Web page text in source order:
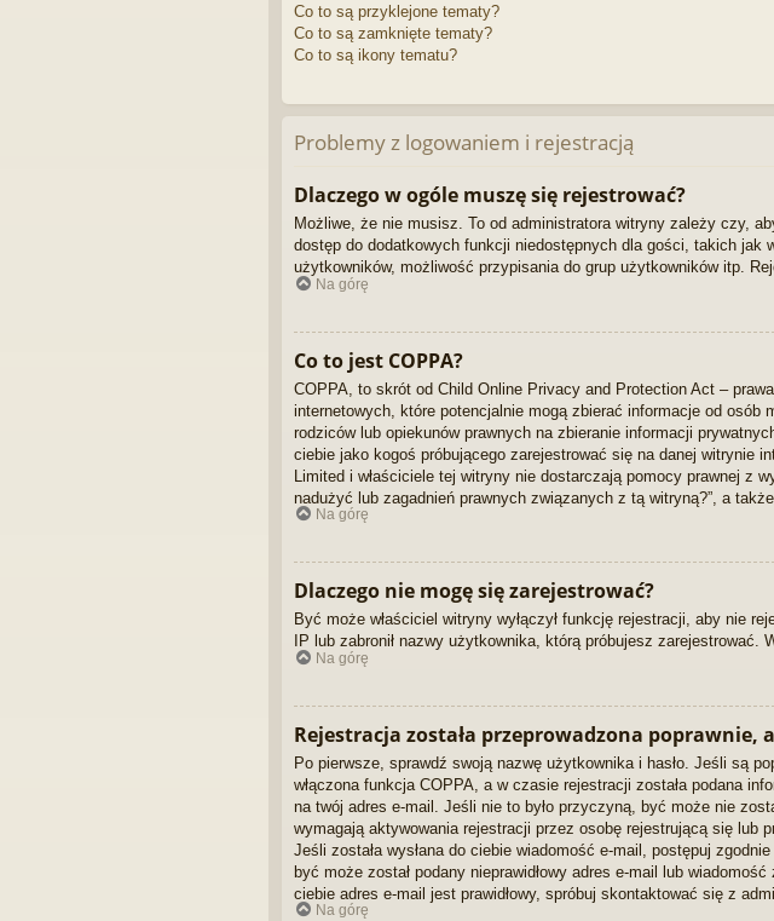
Co to są przyklejone tematy?
Co to są zamknięte tematy?
Co to są ikony tematu?
Problemy z logowaniem i rejestracją
Dlaczego w ogóle muszę się rejestrować?
Możliwe, że nie musisz. To od administratora witryny zależy czy,
dostęp do dodatkowych funkcji niedostępnych dla gości, takich jak
użytkowników, możliwość przypisania do grup użytkowników itp.
Na górę
Co to jest COPPA?
COPPA, to skrót od Child Online Privacy and Protection Act –
internetowych, które potencjalnie mogą zbierać informacje od osób
rodziców lub opiekunów prawnych na zbieranie informacji
ciebie jako kogoś próbującego zarejestrować się na danej witrynie
Limited i właściciele tej witryny nie dostarczają pomocy prawnej z
nadużyć lub zagadnień prawnych związanych z tą witryną?”, a
Na górę
Dlaczego nie mogę się zarejestrować?
Być może właściciel witryny wyłączył funkcję rejestracji, aby nie
IP lub zabronił nazwy użytkownika, którą próbujesz
Na górę
Rejestracja została przeprowadzona poprawnie,
Po pierwsze, sprawdź swoją nazwę użytkownika i hasło. Jeśli są
włączona funkcja COPPA, a w czasie rejestracji została podana
na twój adres e-mail. Jeśli nie to było przyczyną, być może nie
wymagają aktywowania rejestracji przez osobę rejestrującą się lub
Jeśli została wysłana do ciebie wiadomość e-mail, postępuj
być może został podany nieprawidłowy adres e-mail lub
ciebie adres e-mail jest prawidłowy, spróbuj skontaktować się z
Na górę